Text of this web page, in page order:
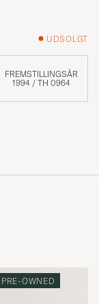
UDSOLGT
FREMSTILLINGSÅR
1994 / TH 0964
PRE-OWNED